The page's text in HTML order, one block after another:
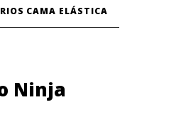
CAMA ELÁSTICA
Ninja